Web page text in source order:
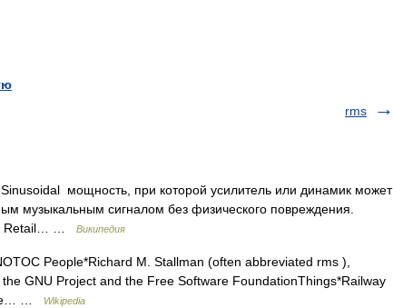
rms
мощность, при которой усилитель или динамик может
музыкальным сигналом без физического повреждения.
Retail… …
Википедия
People*Richard M. Stallman (often abbreviated rms ),
GNU Project and the Free Software FoundationThings*Railway
…
Wikipedia